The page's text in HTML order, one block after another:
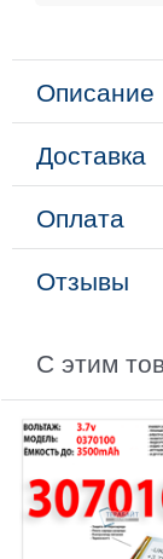
Описание
Доставка
Оплата
Отзывы
С этим